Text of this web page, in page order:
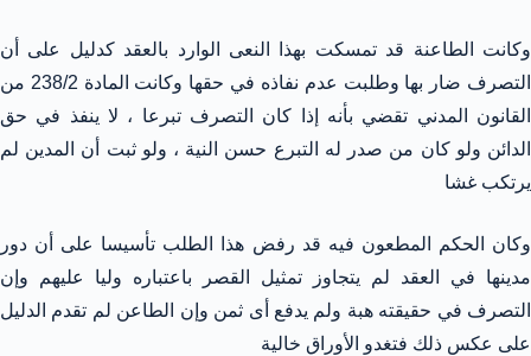
وكانت الطاعنة قد تمسكت بهذا النعى الوارد بالعقد كدليل على أن
التصرف ضار بها وطلبت عدم نفاذه في حقها وكانت المادة 238/2 من
القانون المدني تقضي بأنه إذا كان التصرف تبرعا ، لا ينفذ في حق
الدائن ولو كان من صدر له التبرع حسن النية ، ولو ثبت أن المدين لم
يرتكب غشا
وكان الحكم المطعون فيه قد رفض هذا الطلب تأسيسا على أن دور
مدينها في العقد لم يتجاوز تمثيل القصر باعتباره وليا عليهم وإن
التصرف في حقيقته هبة ولم يدفع أى ثمن وإن الطاعن لم تقدم الدليل
على عكس ذلك فتغدو الأوراق خالية